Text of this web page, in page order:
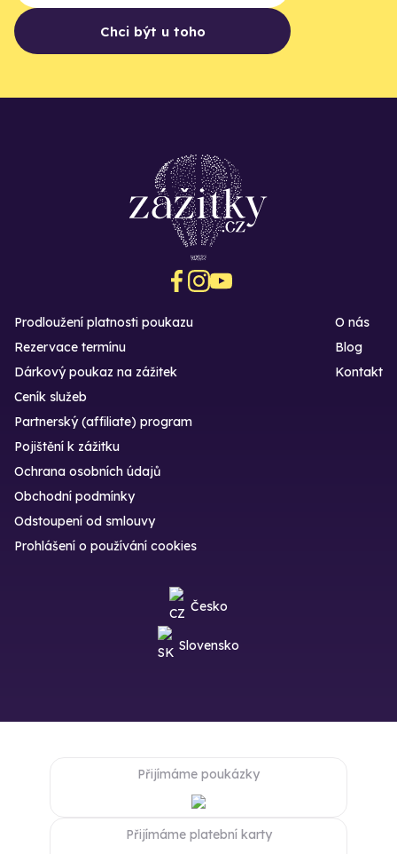
Chci být u toho
Prodloužení platnosti poukazu
Rezervace termínu
Dárkový poukaz na zážitek
O nás
Blog
Kontakt
Ceník služeb
Partnerský (affiliate) program
Pojištění k zážitku
Ochrana osobních údajů
Obchodní podmínky
Odstoupení od smlouvy
Prohlášení o používání cookies
Česko
Slovensko
Přijímáme poukázky
Přijímáme platební karty